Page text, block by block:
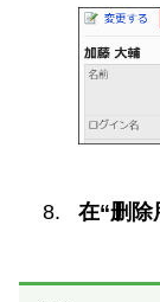
在“删除